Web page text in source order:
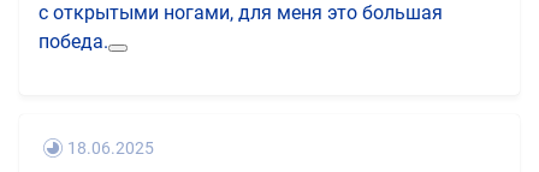
с открытыми ногами, для меня это большая
победа.
18.06.2025